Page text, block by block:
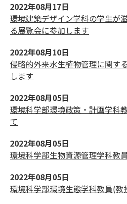
2022年08月17日
環境建築デザイン学科の学生が
る展覧会に参加します
2022年08月10日
侵略的外来水生植物管理に関す
します
2022年08月05日
環境科学部環境政策・計画学科
て
2022年08月05日
環境科学部生物資源管理学科教
2022年08月05日
環境科学部環境生態学科教員(教